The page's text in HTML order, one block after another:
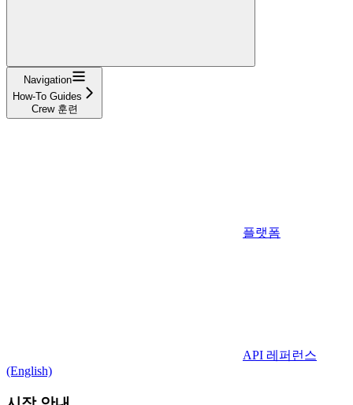
Navigation
How-To Guides
Crew 훈련
플랫폼
API 레퍼런스
(English)